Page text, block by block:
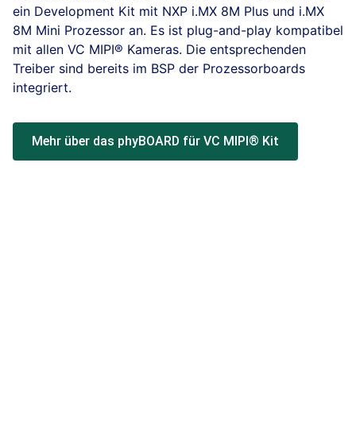
ein Development Kit mit NXP i.MX 8M Plus und i.MX
8M Mini Prozessor an. Es ist plug-and-play kompatibel
mit allen VC MIPI® Kameras. Die entsprechenden
Treiber sind bereits im BSP der Prozessorboards
integriert.
Mehr über das phyBOARD für VC MIPI® Kit